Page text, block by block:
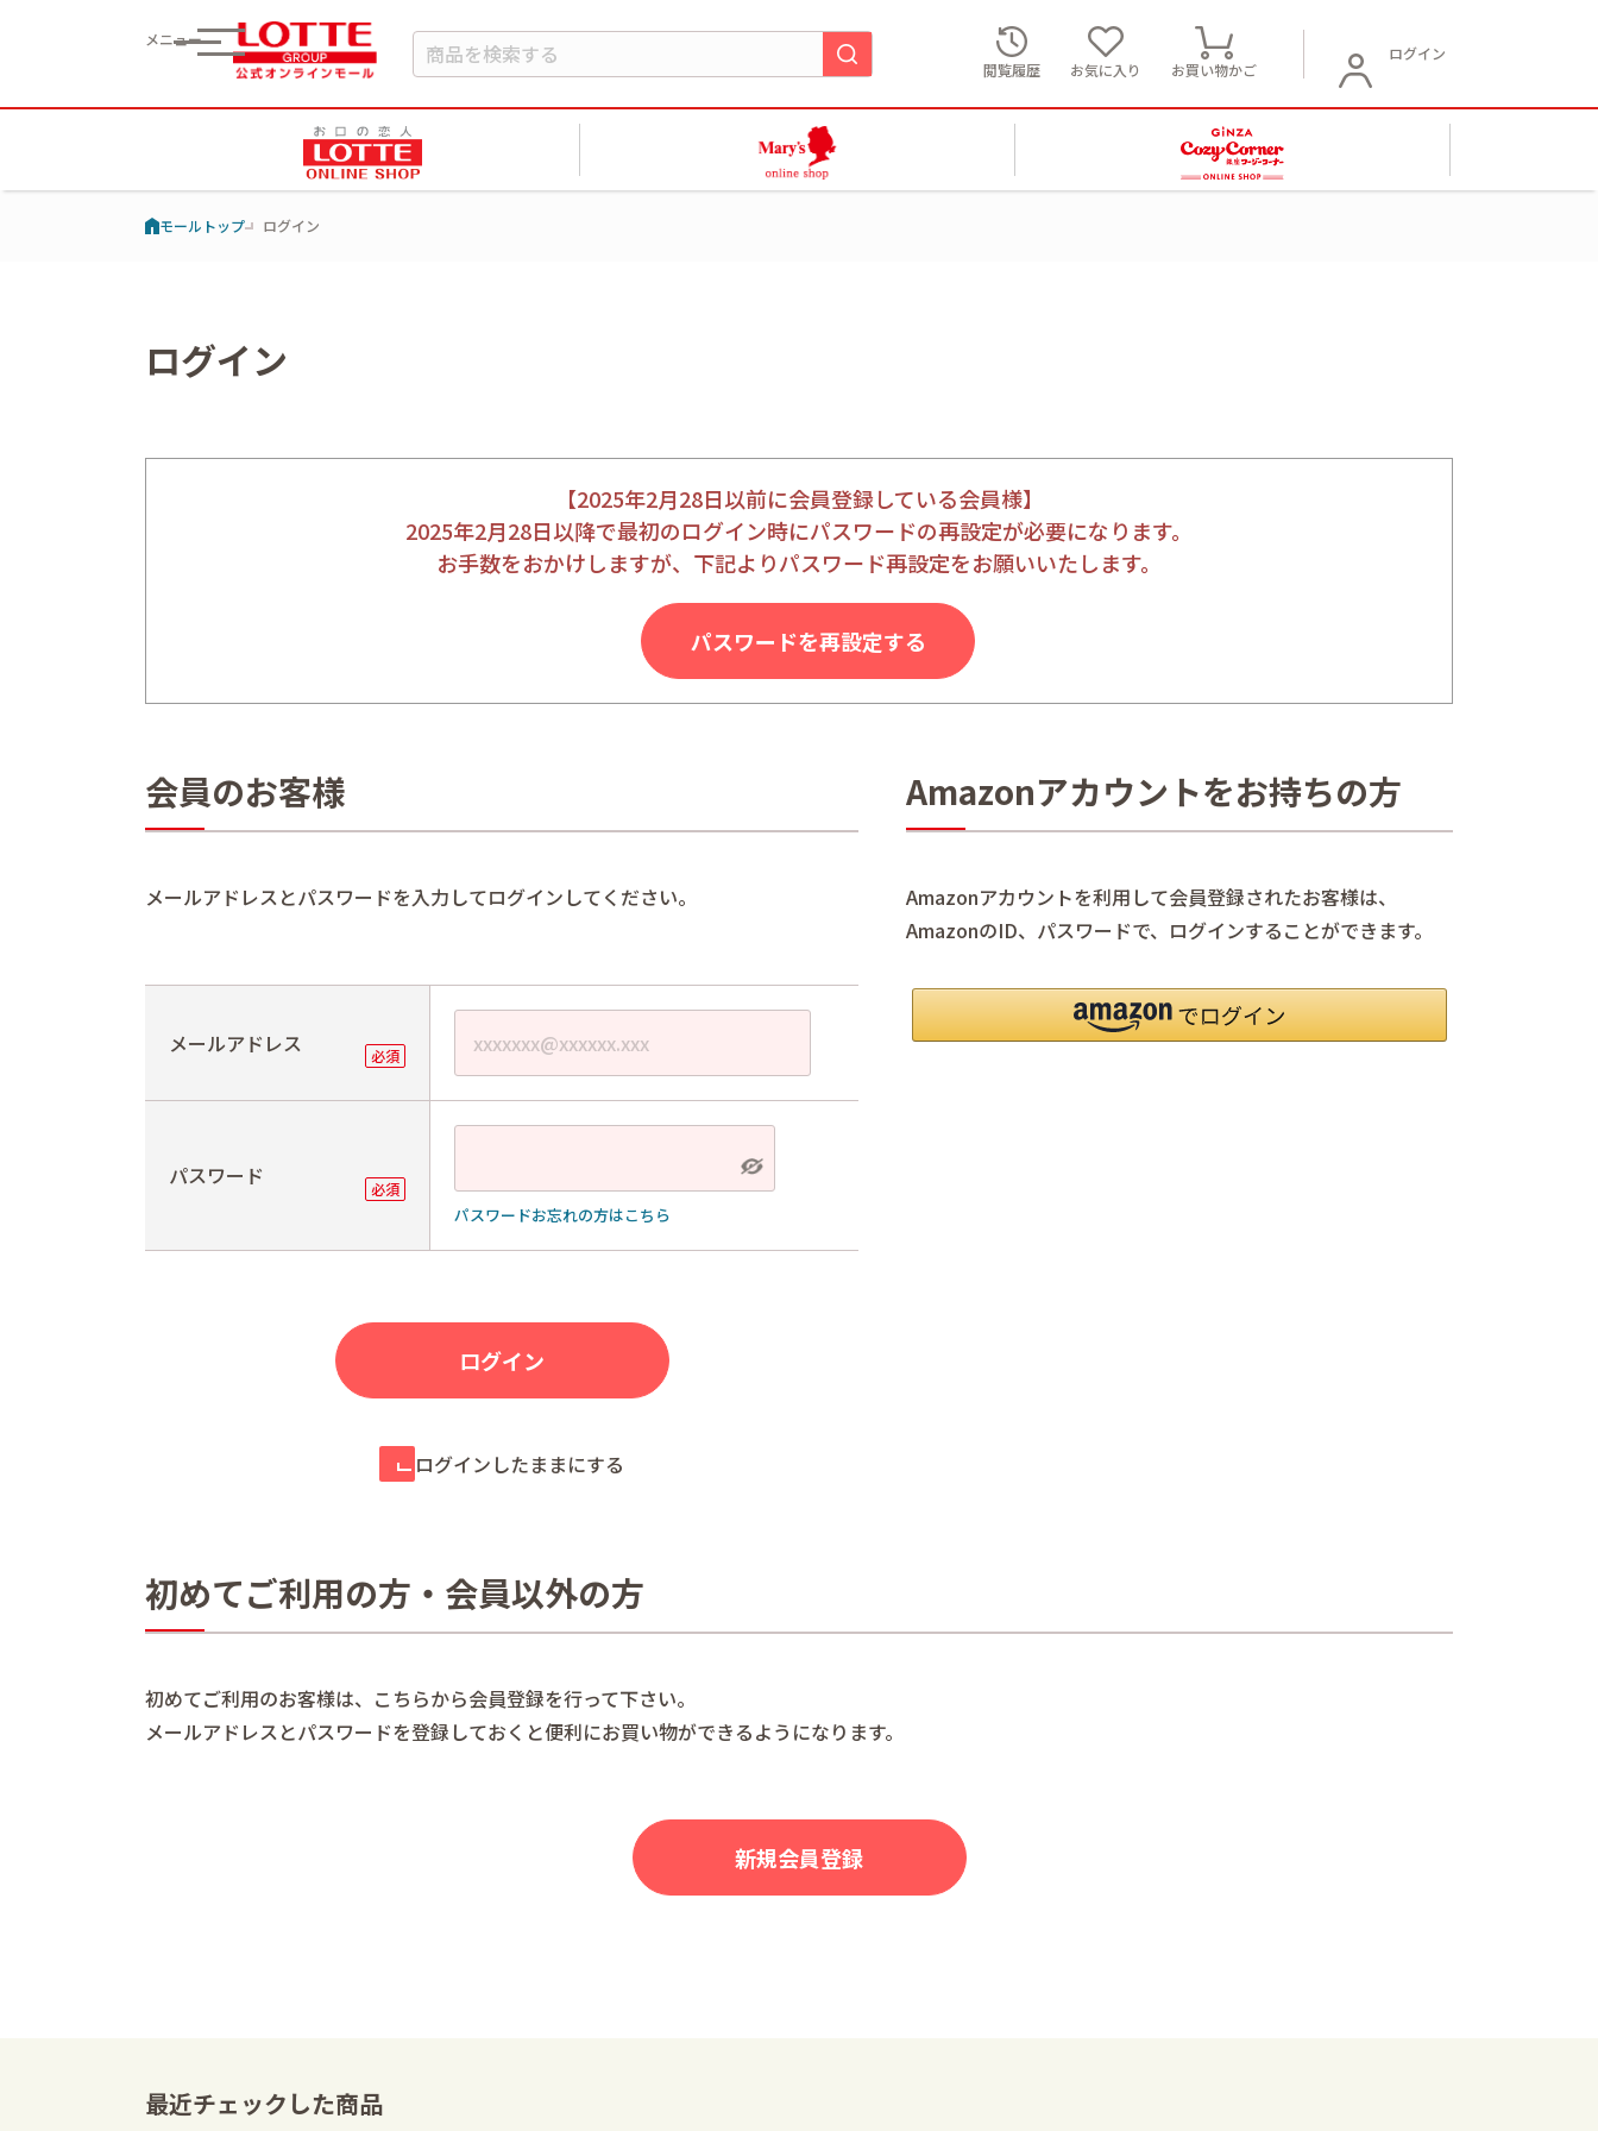
メニュー
閲覧履歴
お気に入り お買い物かご
ログイン
モールトップ ログイン
ログイン
【2025年2月28日以前に会員登録している会員様】
2025年2月28日以降で最初のログイン時にパスワードの再設定が必要になります。
お手数をおかけしますが、下記よりパスワード再設定をお願いいたします。
パスワードを再設定する
会員のお客様
メールアドレスとパスワードを入力してログインしてください。
メールアドレス
パスワード
パスワードお忘れの方はこちら
ログインしたままにする
Amazonアカウントをお持ちの方
Amazonアカウントを利用して会員登録されたお客様は、
AmazonのID、パスワードで、ログインすることができます。
初めてご利用の方・会員以外の方
初めてご利用のお客様は、こちらから会員登録を行って下さい。
メールアドレスとパスワードを登録しておくと便利にお買い物ができるようになります。
最近チェックした商品